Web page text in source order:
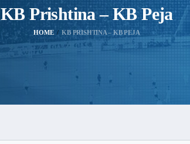
KB Prishtina – KB Peja
HOME KB PRISHTINA – KB PEJA